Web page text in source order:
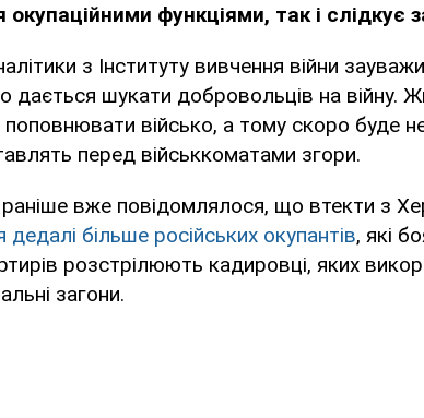
функціями, так і слідкує
з Інституту вивчення війни
дається шукати добровольців на війну.
військо, а тому скоро буде
перед військкоматами згори.
вже повідомлялося, що втекти з
дедалі більше російських окупантів, які
розстрілюють кадировці, яких
загони.